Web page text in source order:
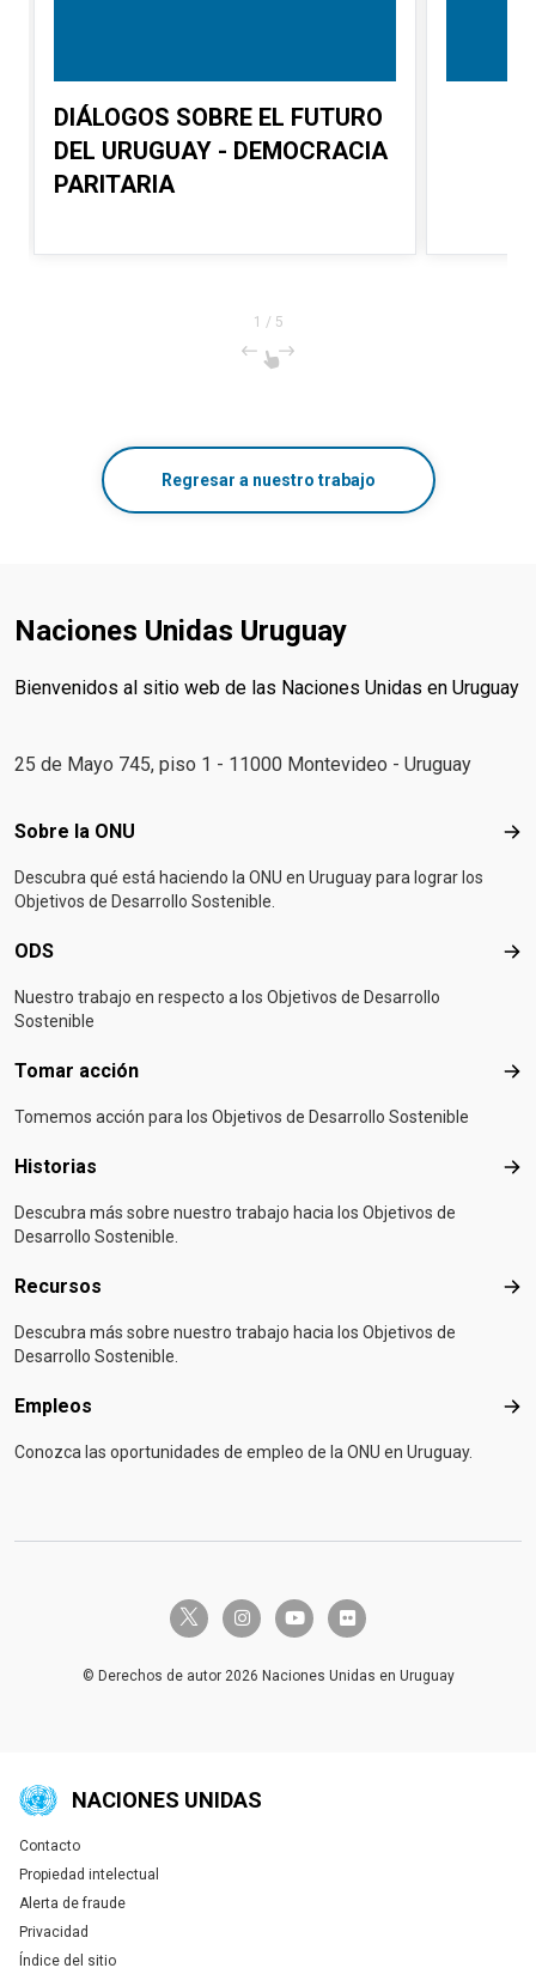
DIÁLOGOS SOBRE EL FUTURO
DEL URUGUAY - DEMOCRACIA
PARITARIA
1 / 5
Regresar a nuestro trabajo
Naciones Unidas Uruguay
Bienvenidos al sitio web de las Naciones Unidas en Uruguay
25 de Mayo 745, piso 1 - 11000 Montevideo - Uruguay
Footer menu
Sobre la ONU
Descubra qué está haciendo la ONU en Uruguay para lograr los
Objetivos de Desarrollo Sostenible.
ODS
Nuestro trabajo en respecto a los Objetivos de Desarrollo
Sostenible
Tomar acción
Tomemos acción para los Objetivos de Desarrollo Sostenible
Historias
Descubra más sobre nuestro trabajo hacia los Objetivos de
Desarrollo Sostenible.
Recursos
Descubra más sobre nuestro trabajo hacia los Objetivos de
Desarrollo Sostenible.
Empleos
Conozca las oportunidades de empleo de la ONU en Uruguay.
twitter-x instagramyoutube flickr
© Derechos de autor 2026 Naciones Unidas en Uruguay
NACIONES UNIDAS
Global U.N. menu
Contacto
Propiedad intelectual
Alerta de fraude
Privacidad
Índice del sitio